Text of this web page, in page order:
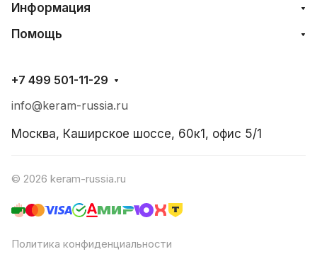
Информация
Помощь
+7 499 501-11-29
info@keram-russia.ru
Москва, Каширское шоссе, 60к1, офис 5/1
© 2026 keram-russia.ru
Политика конфиденциальности